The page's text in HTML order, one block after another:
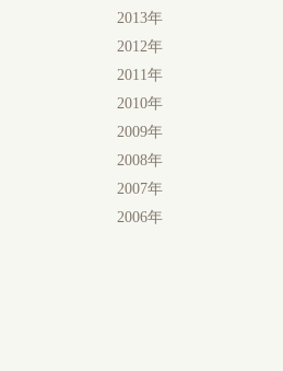
2013年
2012年
2011年
2010年
2009年
2008年
2007年
2006年